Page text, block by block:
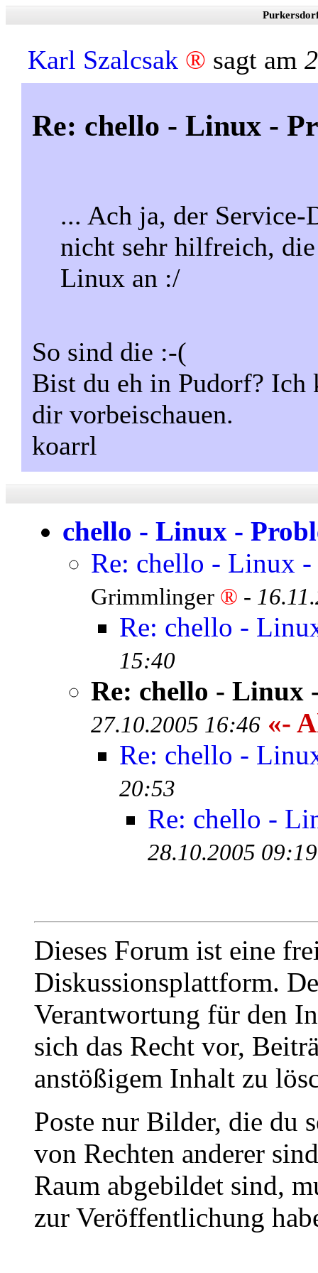
Karl Szalcsak ® sagt am
Re: chello - Linux -
... Ach ja, der
nicht sehr hilfreich,
Linux an :/
So sind die :-(
Bist du eh in Pudorf? Ich
dir vorbeischauen.
koarrl
chello - Linux -
Re: chello - Linux -
Grimmlinger ® -
Re: chello -
15:40
Re: chello - Linux
27.10.2005 16:46 «-
Re: chello -
20:53
Re: chello -
28.10.2005 09:19
Dieses Forum ist eine
Diskussionsplattform.
Verantwortung für den
sich das Recht vor,
anstößigem Inhalt zu
Poste nur Bilder, die du
von Rechten anderer
Raum abgebildet sind,
zur Veröffentlichung